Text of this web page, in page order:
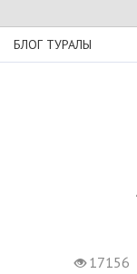
БЛОГ ТУРАЛЫ
17156